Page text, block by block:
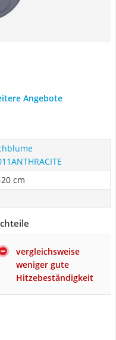
Angebote
cm
vergleichsweise
weniger gute
Hitzebeständigkeit